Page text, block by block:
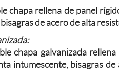
chapa rellena de panel
de acero de alta
chapa galvanizada
intumescente, bisagras